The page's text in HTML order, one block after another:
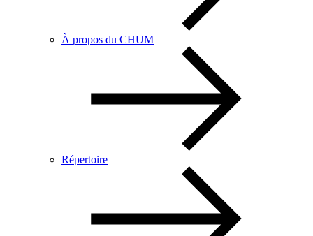
À propos du CHUM
Répertoire